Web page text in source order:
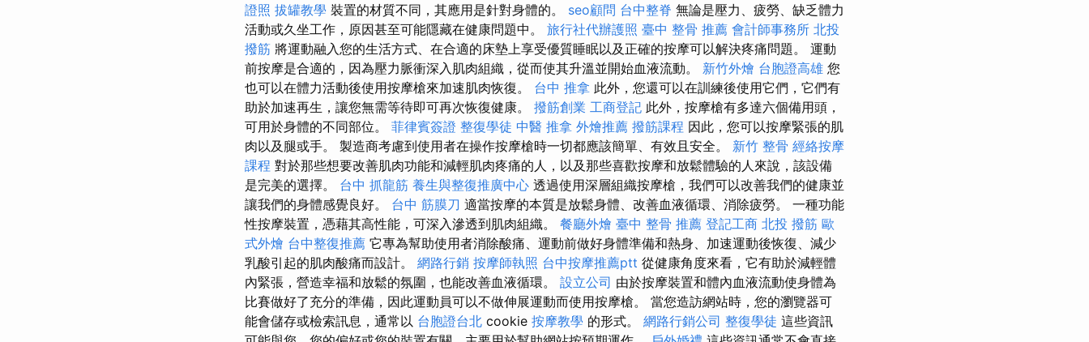
證照 拔罐教學 裝置的材質不同，其應用是針對身體的。 seo顧問 台中整脊 無論是壓力、疲勞、缺乏體力
活動或久坐工作，原因甚至可能隱藏在健康問題中。 旅行社代辦護照 臺中 整骨 推薦 會計師事務所 北投
撥筋 將運動融入您的生活方式、在合適的床墊上享受優質睡眠以及正確的按摩可以解決疼痛問題。 運動
前按摩是合適的，因為壓力脈衝深入肌肉組織，從而使其升溫並開始血液流動。 新竹外燴 台胞證高雄 您
也可以在體力活動後使用按摩槍來加速肌肉恢復。 台中 推拿 此外，您還可以在訓練後使用它們，它們有
助於加速再生，讓您無需等待即可再次恢復健康。 撥筋創業 工商登記 此外，按摩槍有多達六個備用頭，
可用於身體的不同部位。 菲律賓簽證 整復學徒 中醫 推拿 外燴推薦 撥筋課程 因此，您可以按摩緊張的肌
肉以及腿或手。 製造商考慮到使用者在操作按摩槍時一切都應該簡單、有效且安全。 新竹 整骨 經絡按摩
課程 對於那些想要改善肌肉功能和減輕肌肉疼痛的人，以及那些喜歡按摩和放鬆體驗的人來說，該設備
是完美的選擇。 台中 抓龍筋 養生與整復推廣中心 透過使用深層組織按摩槍，我們可以改善我們的健康並
讓我們的身體感覺良好。 台中 筋膜刀 適當按摩的本質是放鬆身體、改善血液循環、消除疲勞。 一種功能
性按摩裝置，憑藉其高性能，可深入滲透到肌肉組織。 餐廳外燴 臺中 整骨 推薦 登記工商 北投 撥筋 歐
式外燴 台中整復推薦 它專為幫助使用者消除酸痛、運動前做好身體準備和熱身、加速運動後恢復、減少
乳酸引起的肌肉酸痛而設計。 網路行銷 按摩師執照 台中按摩推薦ptt 從健康角度來看，它有助於減輕體
內緊張，營造幸福和放鬆的氛圍，也能改善血液循環。 設立公司 由於按摩裝置和體內血液流動使身體為
比賽做好了充分的準備，因此運動員可以不做伸展運動而使用按摩槍。 當您造訪網站時，您的瀏覽器可
能會儲存或檢索訊息，通常以 台胞證台北 cookie 按摩教學 的形式。 網路行銷公司 整復學徒 這些資訊